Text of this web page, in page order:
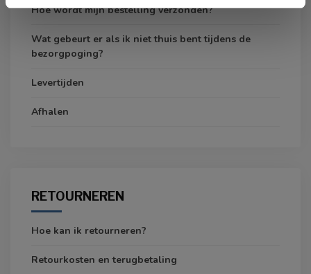
Hoe wordt mijn bestelling verzonden?
Wat gebeurt er als ik niet thuis bent tijdens de
bezorgpoging?
Levertijden
Afhalen
RETOURNEREN
Hoe kan ik retourneren?
Retourkosten en terugbetaling